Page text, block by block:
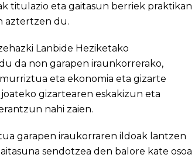
titulazio eta gaitasun berriek praktikan
aztertzen du.
Lanbide Heziketako
da non garapen iraunkorrerako,
eta ekonomia eta gizarte
gizartearen eskakizun eta
nahi zaien.
garapen iraukorraren ildoak lantzen
sendotzea den balore kate osoa